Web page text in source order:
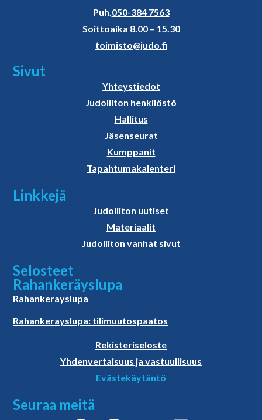
Puh.050-384 7563
Soittoaika 8.00 – 15.30
toimisto@judo.fi
Sivut
Yhteystiedot
Judoliiton henkilöstö
Hallitus
Jäsenseurat
Kumppanit
Tapahtumakalenteri
Linkkejä
Judoliiton uutiset
Materiaalit
Judoliiton vanhat sivut
Selosteet
Rahankeräyslupa
Rahankerayslupa
Rahankerayslupa: tilimuutospaatos
Rekisteriseloste
Yhdenvertaisuus ja vastuullisuus
Evästekäytäntö
Seuraa meitä